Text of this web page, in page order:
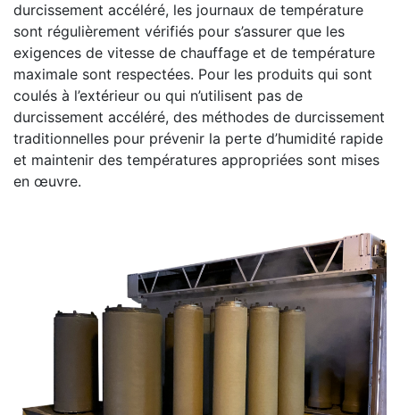
durcissement accéléré, les journaux de température
sont régulièrement vérifiés pour s’assurer que les
exigences de vitesse de chauffage et de température
maximale sont respectées. Pour les produits qui sont
coulés à l’extérieur ou qui n’utilisent pas de
durcissement accéléré, des méthodes de durcissement
traditionnelles pour prévenir la perte d’humidité rapide
et maintenir des températures appropriées sont mises
en œuvre.